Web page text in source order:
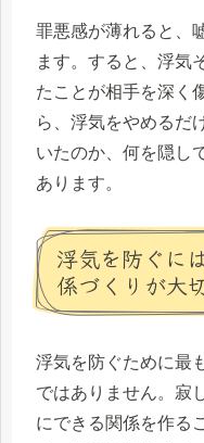
罪悪感が薄れると、
ます。すると、浮気
たことが相手を深く
ら、浮気をやめるだ
いたのか、何を隠し
あります。
浮気を防ぐに
係づくりが大
浮気を防ぐために最
ではありません。寂
にできる関係を作る